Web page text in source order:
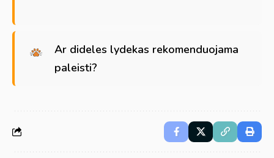
Ar dideles lydekas rekomenduojama
paleisti?